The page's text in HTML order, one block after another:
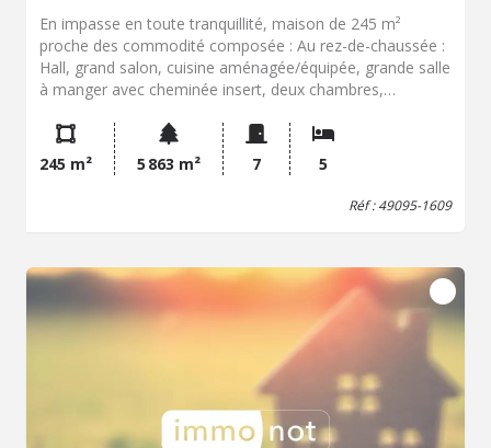
En impasse en toute tranquillité, maison de 245 m²
proche des commodité composée : Au rez-de-chaussée :
Hall, grand salon, cuisine aménagée/équipée, grande salle
à manger avec cheminée insert, deux chambres,
arrivée/évacuation d'eau, buanderie. A l'étage :
Mezzanine, deux chambres avec balcon, salle d'eau, WC,
deux greniers aménageables. A l'extérieur : Deux
terrasses, grand garage (porte motorisée & porte de
245 m² 5 863 m² 7 5
Réf : 49095-1609